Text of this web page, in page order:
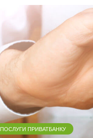
ПОСЛУГИ ПРИВАТБАНКУ